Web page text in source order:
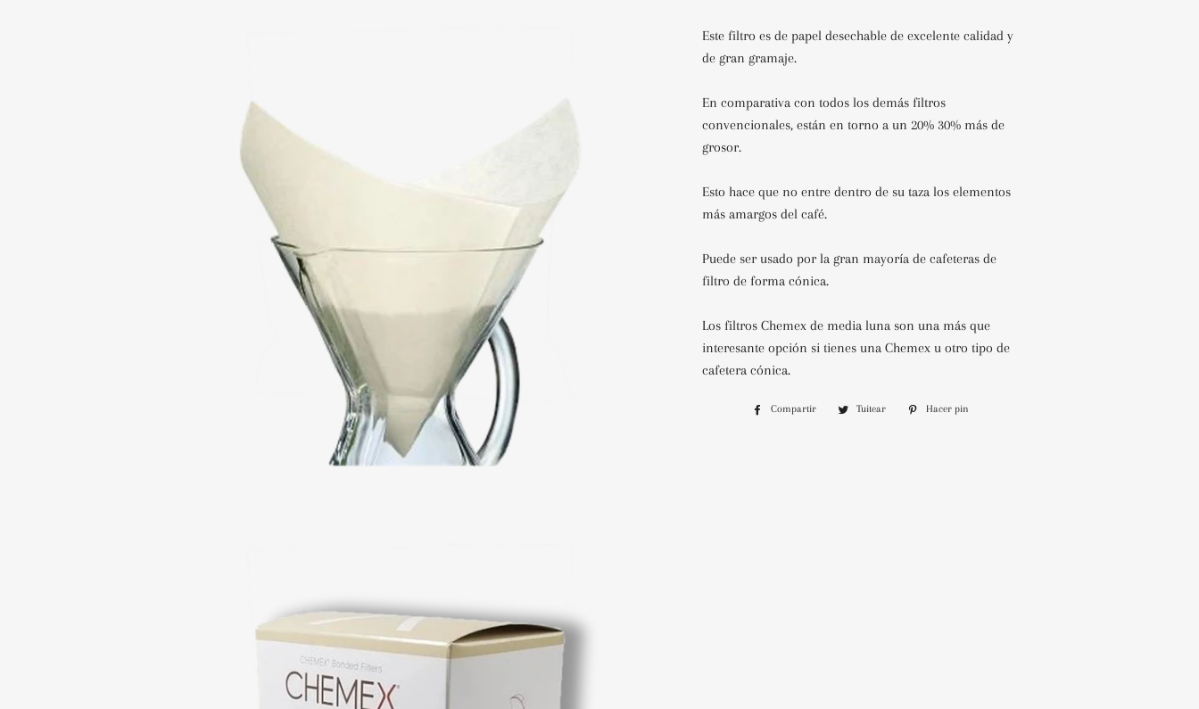
Este filtro es de papel desechable de excelente calidad y
de gran gramaje.
En comparativa con todos los demás filtros
convencionales, están en torno a un 20% 30% más de
grosor.
Esto hace que no entre dentro de su taza los elementos
más amargos del café.
Puede ser usado por la gran mayoría de cafeteras de
filtro de forma cónica.
Los filtros Chemex de media luna son una más que
interesante opción si tienes una Chemex u otro tipo de
cafetera cónica.
Compartir
CompartirTuitear
Tuitear
Hacer pin